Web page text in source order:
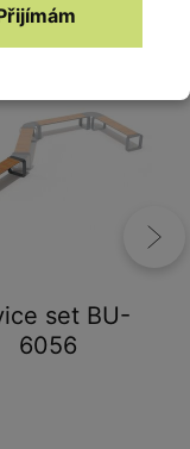
set BU-
6056